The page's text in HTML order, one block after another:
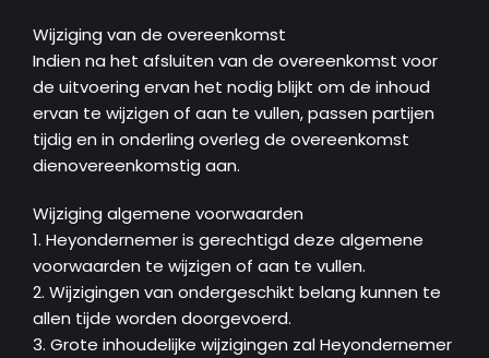
Wijziging van de overeenkomst
Indien na het afsluiten van de overeenkomst voor
de uitvoering ervan het nodig blijkt om de inhoud
ervan te wijzigen of aan te vullen, passen partijen
tijdig en in onderling overleg de overeenkomst
dienovereenkomstig aan.
Wijziging algemene voorwaarden
1. Heyondernemer is gerechtigd deze algemene
voorwaarden te wijzigen of aan te vullen.
2. Wijzigingen van ondergeschikt belang kunnen te
allen tijde worden doorgevoerd.
3. Grote inhoudelijke wijzigingen zal Heyondernemer